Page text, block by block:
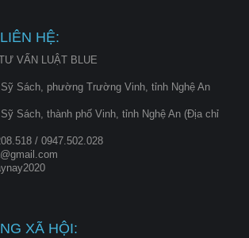
HỆ:
VẤN LUẬT BLUE
Sách, phường Trường Vinh, tỉnh Nghệ An
Sách, thành phố Vinh, tỉnh Nghệ An (Địa chỉ
/ 0947.502.028
XÃ HỘI: